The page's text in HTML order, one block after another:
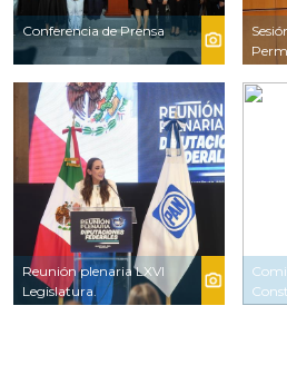
Conferencia de Prensa
Reunión plenaria LXVI
Legislatura.